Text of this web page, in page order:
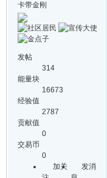
卡带金刚
发帖
314
能量块
16673
经验值
2787
贡献值
0
交易币
0
加关
发消